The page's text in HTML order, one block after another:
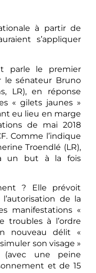
à partir de
s’appliquer
parle le premier
le sénateur Bruno
LR), en réponse
« gilets jaunes »
eu lieu en marge
de mai 2018
Comme l’indique
Troendlé (LR),
un but à la fois
? Elle prévoit
de la
manifestations «
troubles à l’ordre
nouveau délit «
son visage »
(avec une peine
et de 15